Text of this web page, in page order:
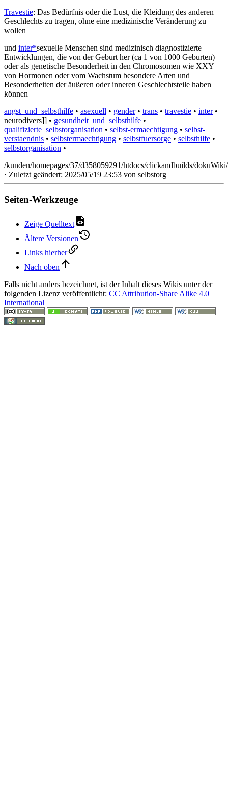
Travestie: Das Bedürfnis oder die Lust, die Kleidung des anderen
Geschlechts zu tragen, ohne eine medizinische Veränderung zu
wollen
und inter*sexuelle Menschen sind medizinisch diagnostizierte
Entwicklungen, die von der Geburt her (ca 1 von 1000 Geburten)
oder als genetische Besonderheit in den Chromosomen wie XXY
von Hormonen oder vom Wachstum besondere Arten und
Besonderheiten der äußeren oder inneren Geschlechtsteile haben
können
angst_und_selbsthilfe • asexuell • gender• trans • travestie • inter•
neurodivers]] • gesundheit_und_selbsthilfe •
qualifizierte_selbstorganisation • selbst-ermaechtigung • selbst-
verstaendnis • selbstermaechtigung • selbstfuersorge • selbsthilfe •
selbstorganisation •
/kunden/homepages/37/d358059291/htdocs/clickandbuilds/
· Zuletzt geändert: 2025/05/19 23:53 von selbstorg
Seiten-Werkzeuge
Zeige Quelltext
Ältere Versionen
Links hierher
Nach oben
Falls nicht anders bezeichnet, ist der Inhalt dieses Wikis unter der
folgenden Lizenz veröffentlicht: CC Attribution-Share Alike 4.0
International